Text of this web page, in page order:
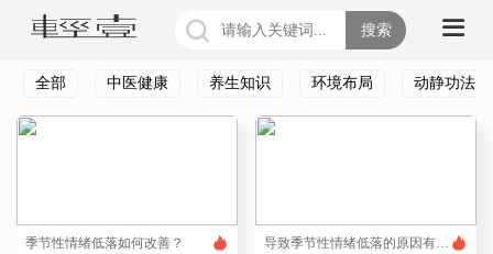
搜索
全部 中医健康 养生知识 环境布局 动静功法
季节性情绪低落如何改善？ 导致季节性情绪低落的原因有哪些？常见因素有这几个